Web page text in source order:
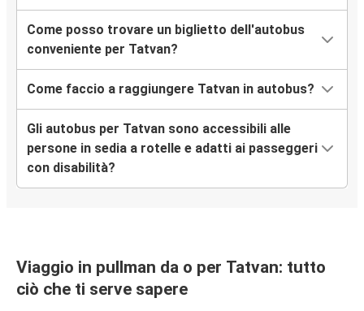
Come posso trovare un biglietto dell'autobus
conveniente per Tatvan?
Come faccio a raggiungere Tatvan in autobus?
Gli autobus per Tatvan sono accessibili alle
persone in sedia a rotelle e adatti ai passeggeri
con disabilità?
Viaggio in pullman da o per Tatvan: tutto
ciò che ti serve sapere